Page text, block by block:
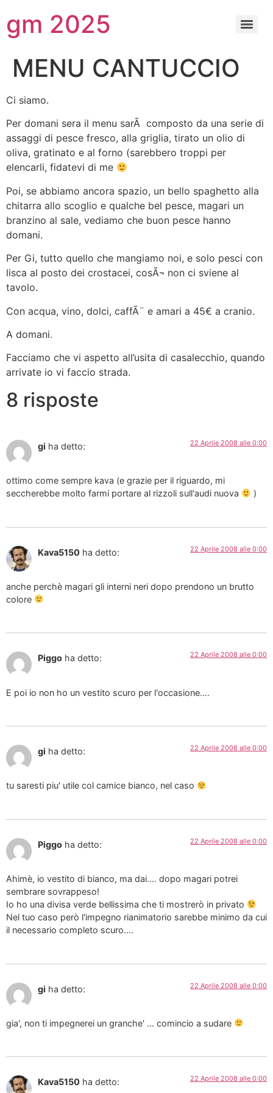
gm 2025
MENU CANTUCCIO
Ci siamo.
Per domani sera il menu sarÃ composto da una serie di
assaggi di pesce fresco, alla griglia, tirato un olio di
oliva, gratinato e al forno (sarebbero troppi per
elencarli, fidatevi di me
Poi, se abbiamo ancora spazio, un bello spaghetto alla
chitarra allo scoglio e qualche bel pesce, magari un
branzino al sale, vediamo che buon pesce hanno
domani.
Per Gi, tutto quello che mangiamo noi, e solo pesci con
lisca al posto dei crostacei, cosÃ¬ non ci sviene al
tavolo.
Con acqua, vino, dolci, caffÃ¨ e amari a 45€ a cranio.
A domani.
Facciamo che vi aspetto all’usita di casalecchio, quando
arrivate io vi faccio strada.
8 risposte
gi ha detto: 22 Aprile 2008 alle 0:00
ottimo come sempre kava (e grazie per il riguardo, mi
seccherebbe molto farmi portare al rizzoli sull'audi nuova
)
Kava5150 ha detto: 22 Aprile 2008 alle 0:00
anche perchè magari gli interni neri dopo prendono un brutto
colore
Piggo ha detto: 22 Aprile 2008 alle 0:00
E poi io non ho un vestito scuro per l'occasione….
gi ha detto: 22 Aprile 2008 alle 0:00
tu saresti piu' utile col camice bianco, nel caso
Piggo ha detto: 22 Aprile 2008 alle 0:00
Ahimè, io vestito di bianco, ma dai…. dopo magari potrei
sembrare sovrappeso!
Io ho una divisa verde bellissima che ti mostrerò in privato
Nel tuo caso però l'impegno rianimatorio sarebbe minimo da cui
il necessario completo scuro….
gi ha detto: 22 Aprile 2008 alle 0:00
gia', non ti impegnerei un granche' … comincio a sudare
Kava5150 ha detto: 22 Aprile 2008 alle 0:00